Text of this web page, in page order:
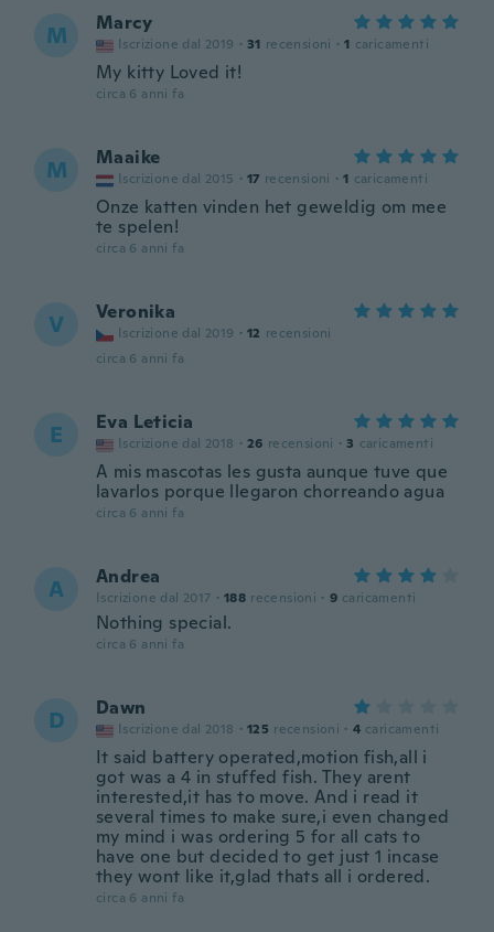
M Marcy
Iscrizione dal 2019 · 31 recensioni · 1 caricamenti
My kitty Loved it!
circa 6 anni fa
M Maaike
Iscrizione dal 2015 · 17 recensioni · 1 caricamenti
Onze katten vinden het geweldig om mee
te spelen!
circa 6 anni fa
V Veronika
Iscrizione dal 2019 · 12 recensioni
circa 6 anni fa
E Eva Leticia
Iscrizione dal 2018 · 26 recensioni · 3 caricamenti
A mis mascotas les gusta aunque tuve que
lavarlos porque llegaron chorreando agua
circa 6 anni fa
A Andrea
Iscrizione dal 2017 · 188 recensioni · 9 caricamenti
Nothing special.
circa 6 anni fa
D Dawn
Iscrizione dal 2018 · 125 recensioni · 4 caricamenti
It said battery operated,motion fish,all i
got was a 4 in stuffed fish. They arent
interested,it has to move. And i read it
several times to make sure,i even changed
my mind i was ordering 5 for all cats to
have one but decided to get just 1 incase
they wont like it,glad thats all i ordered.
circa 6 anni fa